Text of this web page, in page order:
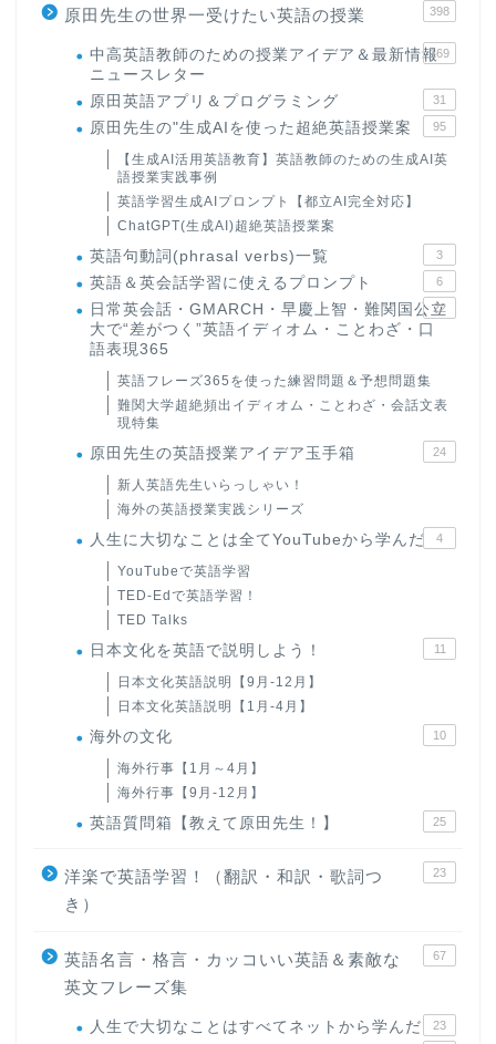
原田先生の世界一受けたい英語の授業 398
中高英語教師のための授業アイデア＆最新情報
ニュースレター
169
原田英語アプリ＆プログラミング 31
原田先生の"生成AIを使った超絶英語授業案 95
【生成AI活用英語教育】英語教師のための生成AI英
語授業実践事例
英語学習生成AIプロンプト【都立AI完全対応】
ChatGPT(生成AI)超絶英語授業案
英語句動詞(phrasal verbs)一覧 3
英語＆英会話学習に使えるプロンプト 6
日常英会話・GMARCH・早慶上智・難関国公立
大で“差がつく”英語イディオム・ことわざ・口
語表現365
22
英語フレーズ365を使った練習問題＆予想問題集
難関大学超絶頻出イディオム・ことわざ・会話文表
現特集
原田先生の英語授業アイデア玉手箱 24
新人英語先生いらっしゃい！
海外の英語授業実践シリーズ
人生に大切なことは全てYouTubeから学んだ 4
YouTubeで英語学習
TED-Edで英語学習！
TED Talks
日本文化を英語で説明しよう！ 11
日本文化英語説明【9月-12月】
日本文化英語説明【1月-4月】
海外の文化 10
海外行事【1月～4月】
海外行事【9月-12月】
英語質問箱【教えて原田先生！】 25
洋楽で英語学習！（翻訳・和訳・歌詞つ
き）
23
英語名言・格言・カッコいい英語＆素敵な
英文フレーズ集
67
人生で大切なことはすべてネットから学んだ 23